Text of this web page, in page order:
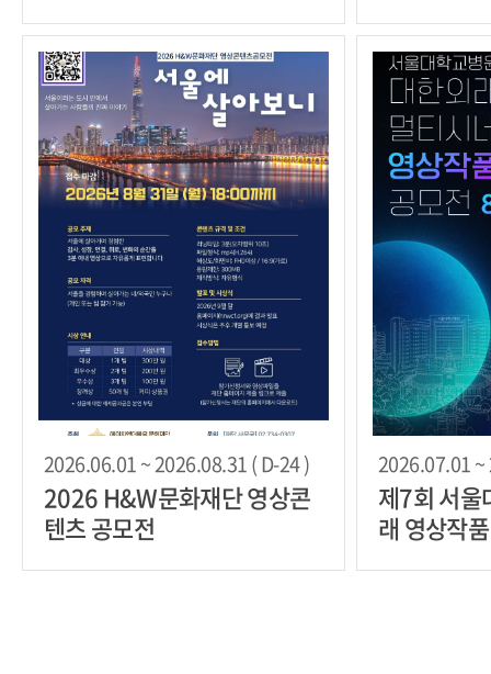
2026.06.01 ~ 2026.08.31 ( D-24 )
2026 H&W문화재단 영상콘
텐츠 공모전
2026.07.01 ~
제7회 서울
래 영상작